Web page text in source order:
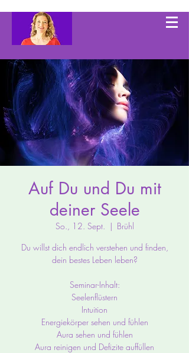
Auf Du und Du mit
deiner Seele
So., 12. Sept.
  |
Brühl
Du willst dich endlich verstehen und finden,
dein bestes Leben leben?
Seminar-Inhalt:
Seelenflüstern
Intuition
Energiekörper sehen und fühlen
Aura sehen und fühlen
Aura reinigen und Defizite auffüllen